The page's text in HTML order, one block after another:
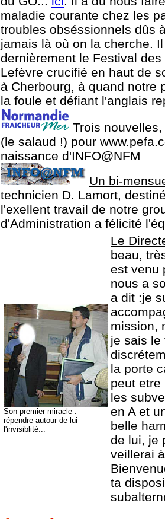
maladie courante chez les
troubles obséssionnels dûs
jamais là où on la cherche.
dernièrement le Festival
Lefèvre crucifié en haut de
à Cherbourg, à quand notre
la foule et défiant l'anglais
Trois
(le salaud !) pour
naissance d'INFO@NFM
Un bi-
technicien D. Lamort,
l'exellent travail de notre
d'Administration a félicité
Son premier miracle :
répendre autour de lui
l'invisiblité...
Le
beau,
est venu
nous a
a dit :je
mission,
je sais le
la porte
peut
les
en A et
belle
de lui, je
veillerai
ta